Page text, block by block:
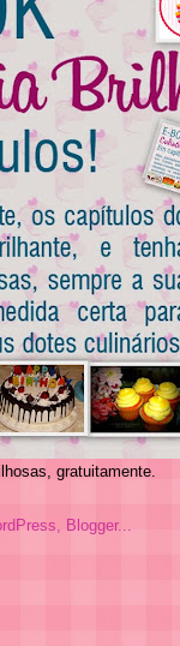
gratuitamente.